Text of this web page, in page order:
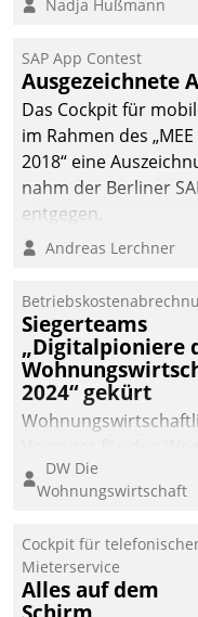
Unternehmen am
Nadja Hußmann
SAP App Contest
Ausgezeichnete
Das Cockpit für
im Rahmen des
2018“ eine
nahm der Berliner
entgegen.
Andreas Lerchner
Siegerteams
„Digitalpioniere
2024“ gekürt
eine digitale Zukunft zu
finden, ist das Ziel des
der
Wohnungswirtschaft“.
Bewerben können sich
DW Die
Wohnungswirtschaft
Cockpit für
Mieterservice
Alles auf dem